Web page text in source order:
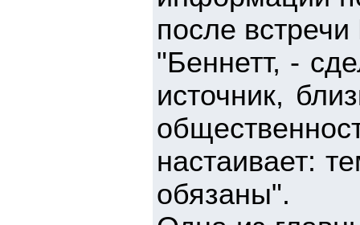
после
"Беннетт, -
источник,
настаивает:
обязаны".